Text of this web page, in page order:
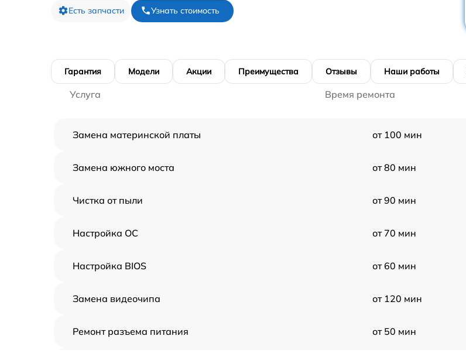
Есть запчасти Узнать стоимость
Гарантия Модели Акции Преимущества Отзывы Наши работы
Услуга Время ремонта
Замена материнской платы от 100 мин
Замена южного моста от 80 мин
Чистка от пыли от 90 мин
Настройка ОС от 70 мин
Настройка BIOS от 60 мин
Замена видеочипа от 120 мин
Ремонт разъема питания от 50 мин